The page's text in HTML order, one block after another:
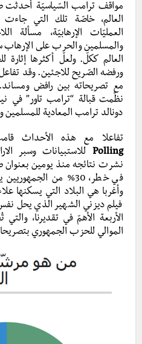
مواقف ترامب السّياسيّة أحدثت
العالم، خاصّة تلك التي
العمليّات الإرهابيّة، مسألة
والمسلمين والحرب على الإرهاب
العالم ككلّ. ولعلّ أكثرها إثارة
ورفضه الصّريح للاجئين. وقد تفاعل
مع تصريحاته بين رافض
نظّمت قبالة “ترامب تاور” في
دونالد ترامب المعادية للمسلمين
تفاعلا مع هذه الأحداث
Polling
للاستبيانات وسبر
نشرت نتائجه منذ يومين بعنوان
وأغربا هي البلاد التي يسكنها
فيلم ديزني الشهير الذي يحل
الأربعة الأهمّ في تقديرنا،
الموالي للحزب الجمهوري